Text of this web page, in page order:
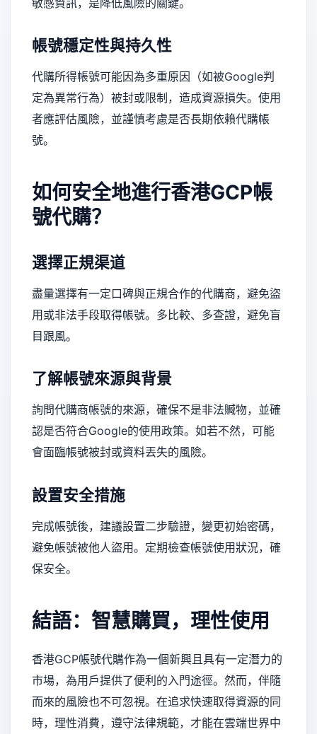
帳號穩定性與持久性
代購所得帳號可能因為多重原因（如被Google判
定為異常行為）被封或限制，造成資源損失。使用
者應評估風險，並謹慎考慮是否長期依賴代購帳
號。
如何安全地進行香港GCP帳
號代購？
選擇正規渠道
盡量選擇有一定口碑與正規合作的代購商，避免盜
用或非法手段取得帳號。多比較、多查證，避免盲
目跟風。
了解帳號來源與背景
詢問代購商帳號的來源，確保不是非法贓物，並確
認是否符合Google的使用政策。如若不然，可能
會面臨帳號被封或資料丟失的風險。
設置安全措施
完成帳號後，建議設置二步驗證，變更初始密碼，
避免帳號被他人盜用。定期檢查帳號使用狀況，確
保安全。
結語：智慧購買，理性使用
香港GCP帳號代購作為一個新興且具有一定潛力的
市場，為用戶提供了便利的入門途徑。然而，伴隨
而來的風險也不可忽視。在追求快速取得資源的同
時，理性消費，遵守法律規範，才能在雲端世界中